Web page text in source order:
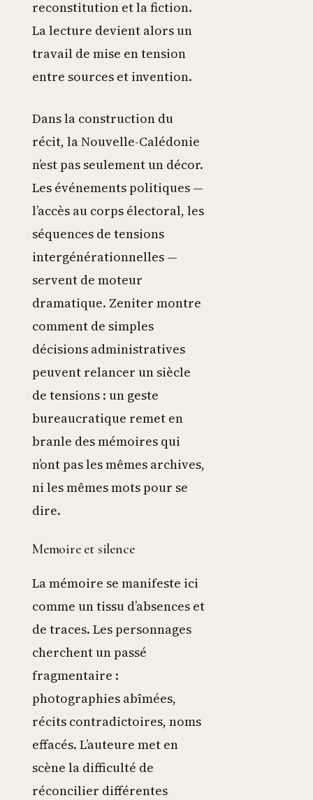
reconstitution et la fiction.
La lecture devient alors un
travail de mise en tension
entre sources et invention.
Dans la construction du
récit, la Nouvelle-Calédonie
n’est pas seulement un décor.
Les événements politiques —
l’accès au corps électoral, les
séquences de tensions
intergénérationnelles —
servent de moteur
dramatique. Zeniter montre
comment de simples
décisions administratives
peuvent relancer un siècle
de tensions : un geste
bureaucratique remet en
branle des mémoires qui
n’ont pas les mêmes archives,
ni les mêmes mots pour se
dire.
Memoire et silence
La mémoire se manifeste ici
comme un tissu d’absences et
de traces. Les personnages
cherchent un passé
fragmentaire :
photographies abîmées,
récits contradictoires, noms
effacés. L’auteure met en
scène la difficulté de
réconcilier différentes